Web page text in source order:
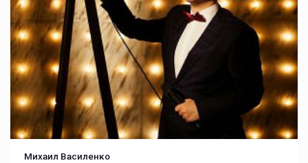
Михаил Василенко